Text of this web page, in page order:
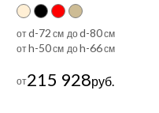
отd-72 см доd-80см
отh-50см доh-66см
от215 928руб.